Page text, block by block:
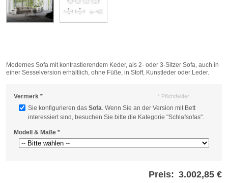
Modernes Sofa mit kontrastierendem Keder, als 2- oder 3-Sitzer Sofa, auch in
einer Sesselversion erhältlich, ohne Füße, in Stoff, Kunstleder oder Leder.
Vermerk *
Sie konfigurieren das Sofa. Wenn Sie an der Version mit Bett
interessiert sind, besuchen Sie bitte die Kategorie "Schlafsofas".
Modell & Maße *
* Pflichtfelder
Preis: 3.002,85 €